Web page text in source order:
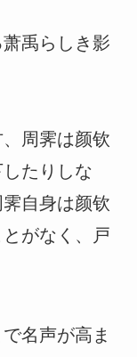
禹らしき影
周霁は颜钦
たりしな
自身は颜钦
がなく、戸
名声が高ま